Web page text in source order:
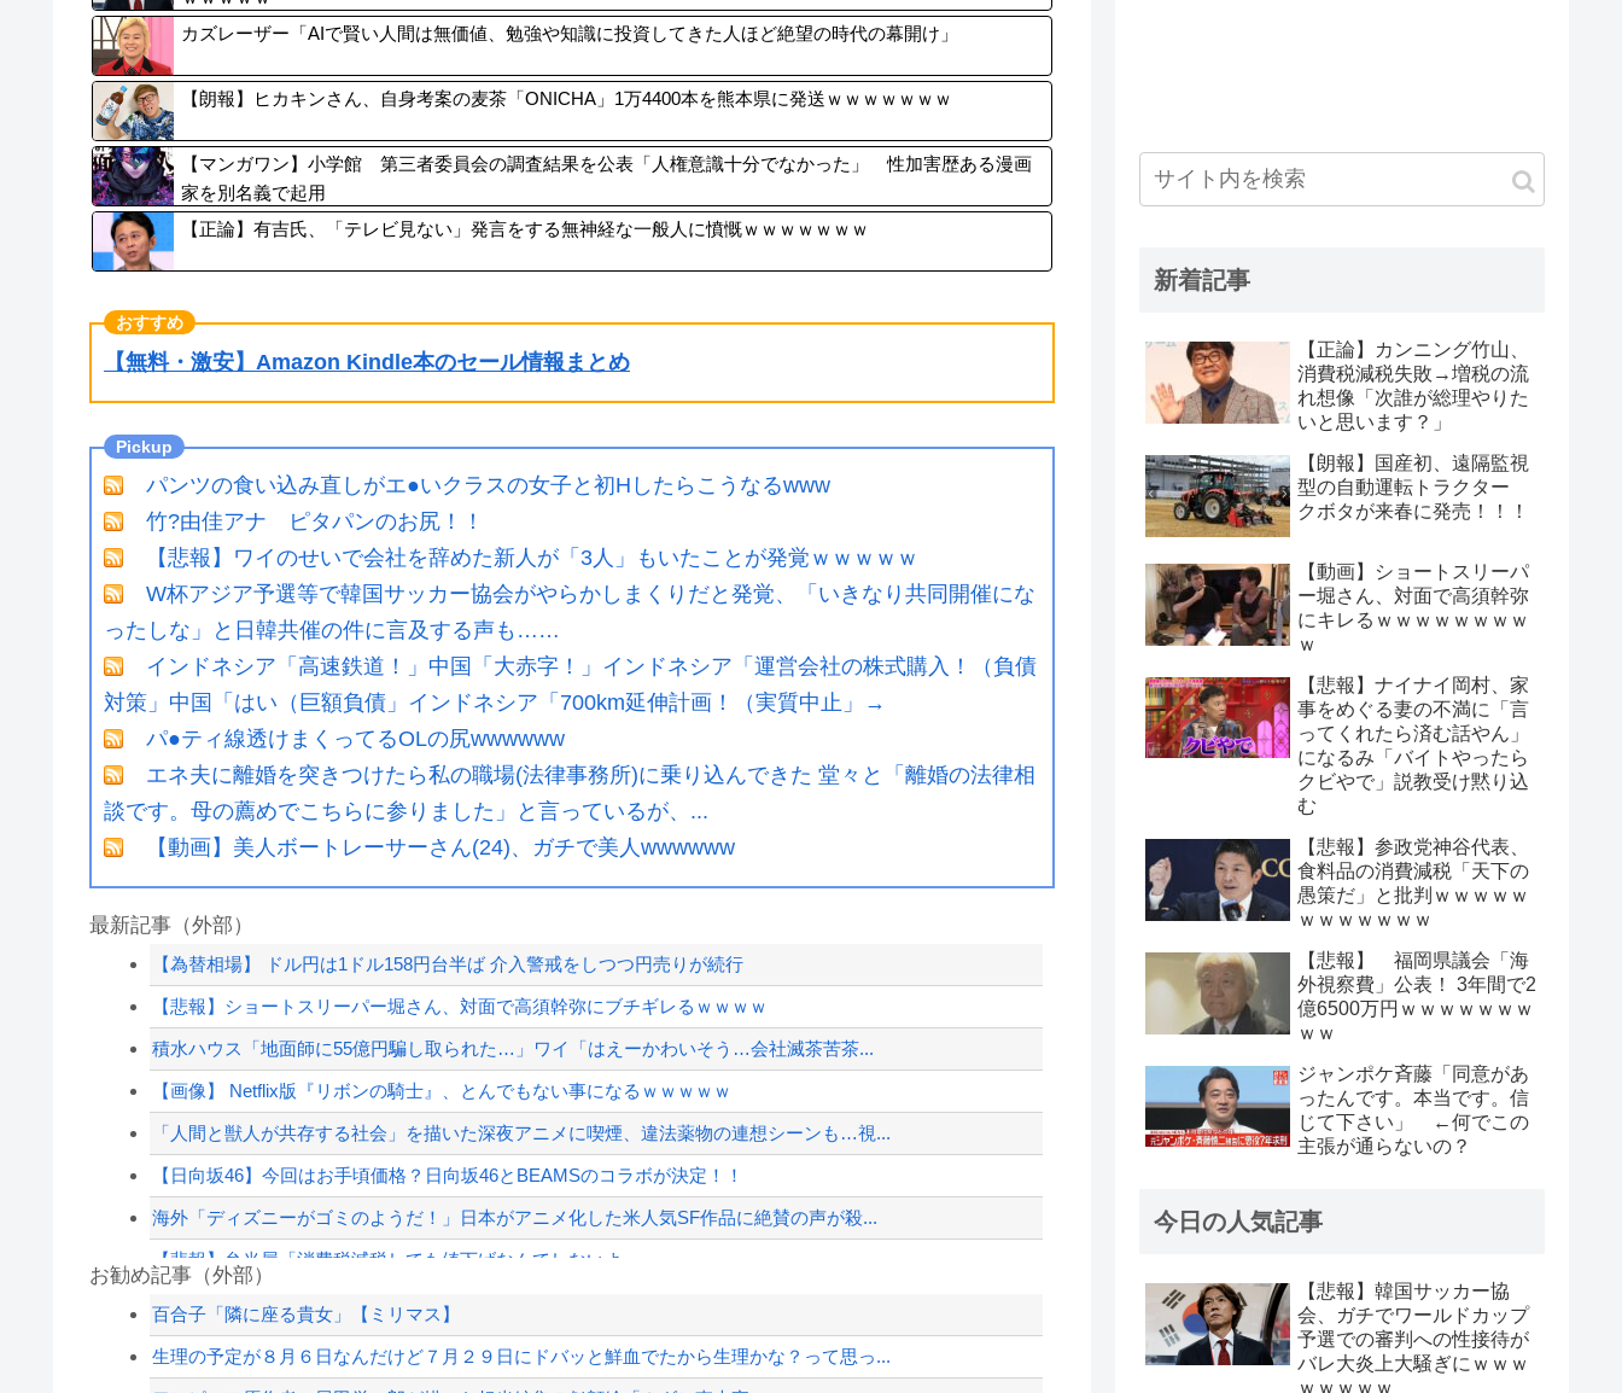
カズレーザー「AIで賢い人間は無価値、勉強や知識に投資してきた人ほど絶望の時代の幕開け」
【朗報】ヒカキンさん、自身考案の麦茶「ONICHA」1万4400本を熊本県に発送ｗｗｗｗｗｗｗ
【マンガワン】小学館 第三者委員会の調査結果を公表「人権意識十分でなかった」 性加害歴ある漫画
家を別名義で起用
【正論】有吉氏、「テレビ見ない」発言をする無神経な一般人に憤慨ｗｗｗｗｗｗｗ
【無料・激安】Amazon Kindle本のセール情報まとめ
パンツの食い込み直しがエ●いクラスの女子と初Hしたらこうなるwww
竹?由佳アナ ピタパンのお尻！！
【悲報】ワイのせいで会社を辞めた新人が「3人」もいたことが発覚ｗｗｗｗｗ
W杯アジア予選等で韓国サッカー協会がやらかしまくりだと発覚、「いきなり共同開催にな
ったしな」と日韓共催の件に言及する声も……
インドネシア「高速鉄道！」中国「大赤字！」インドネシア「運営会社の株式購入！（負債
対策」中国「はい（巨額負債」インドネシア「700km延伸計画！（実質中止」→
パ●ティ線透けまくってるOLの尻wwwwww
エネ夫に離婚を突きつけたら私の職場(法律事務所)に乗り込んできた 堂々と「離婚の法律相
談です。母の薦めでこちらに参りました」と言っているが、...
【動画】美人ボートレーサーさん(24)、ガチで美人wwwwww
最新記事（外部）
【為替相場】 ドル円は1ドル158円台半ば 介入警戒をしつつ円売りが続行
【悲報】ショートスリーパー堀さん、対面で高須幹弥にブチギレるｗｗｗｗ
積水ハウス「地面師に55億円騙し取られた…」ワイ「はえーかわいそう…会社滅茶苦茶...
【画像】 Netflix版『リボンの騎士』、とんでもない事になるｗｗｗｗｗ
「人間と獣人が共存する社会」を描いた深夜アニメに喫煙、違法薬物の連想シーンも…視...
【日向坂46】今回はお手頃価格？日向坂46とBEAMSのコラボが決定！！
海外「ディズニーがゴミのようだ！」日本がアニメ化した米人気SF作品に絶賛の声が殺...
【悲報】弁当屋「消費税減税しても値下げなんてしないよ」
ロシア、ウクライナの大規模通販倉庫を攻撃…ワイルドベリーズへの報復！
被災地・熊本、泥酔者の通報が止まらず県警が異例のお願い
日本の商船が中国に臨検された場合は「台湾軍が対応」と台湾軍トップ！
お勧め記事（外部）
百合子「隣に座る貴女」【ミリマス】
生理の予定が８月６日なんだけど７月２９日にドバッと鮮血でたから生理かな？って思っ...
新着記事
【正論】カンニング竹山、
消費税減税失敗→増税の流
れ想像「次誰が総理やりた
いと思います？」
【朗報】国産初、遠隔監視
型の自動運転トラクター
クボタが来春に発売！！！
【動画】ショートスリーパ
ー堀さん、対面で高須幹弥
にキレるｗｗｗｗｗｗｗｗ
ｗ
【悲報】ナイナイ岡村、家
事をめぐる妻の不満に「言
ってくれたら済む話やん」
になるみ「バイトやったら
クビやで」説教受け黙り込
む
【悲報】参政党神谷代表、
食料品の消費減税「天下の
愚策だ」と批判ｗｗｗｗｗ
ｗｗｗｗｗｗｗ
【悲報】 福岡県議会「海
外視察費」公表！ 3年間で2
億6500万円ｗｗｗｗｗｗｗ
ｗｗ
ジャンポケ斉藤「同意があ
ったんです。本当です。信
じて下さい」 ←何でこの
主張が通らないの？
今日の人気記事
【悲報】韓国サッカー協
会、ガチでワールドカップ
予選での審判への性接待が
バレ大炎上大騒ぎにｗｗｗ
ｗｗｗｗｗ